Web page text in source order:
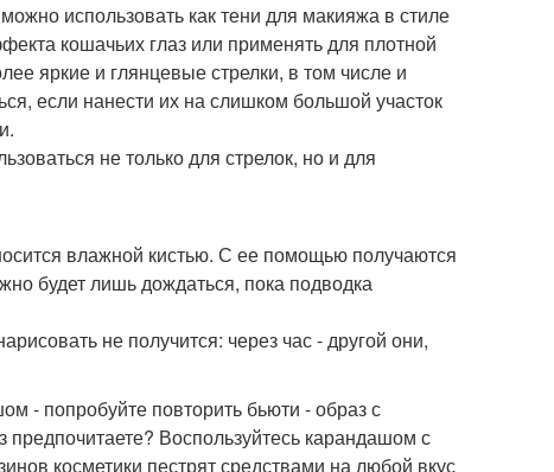
использовать как тени для макияжа в стиле
кошачьих глаз или применять для плотной
яркие и глянцевые стрелки, в том числе и
если нанести их на слишком большой участок
не только для стрелок, но и для
влажной кистью. С ее помощью получаются
будет лишь дождаться, пока подводка
не получится: через час - другой они,
- попробуйте повторить бьюти - образ с
Воспользуйтесь карандашом с
косметики пестрят средствами на любой вкус